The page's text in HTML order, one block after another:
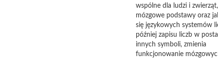
wspólne dla ludzi i
mózgowe podstawy oraz
się językowych systemów
później zapisu liczb w
innych symboli, zmienia
funkcjonowanie